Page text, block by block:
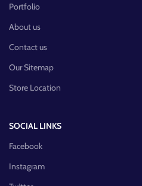
Portfolio
About us
Contact us
Our Sitemap
Store Location
SOCIAL LINKS
Facebook
Instagram